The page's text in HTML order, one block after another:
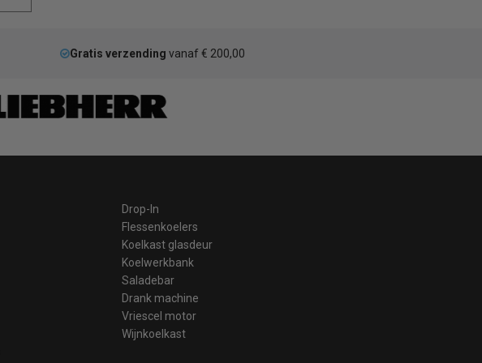
Gratis verzending vanaf € 200,00
Drop-In
Flessenkoelers
Koelkast glasdeur
Koelwerkbank
Saladebar
Drank machine
Vriescel motor
Wijnkoelkast